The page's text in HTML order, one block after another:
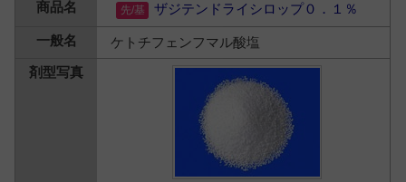
ザジテンドライシロップ０．１％
ケトチフェンフマル酸塩